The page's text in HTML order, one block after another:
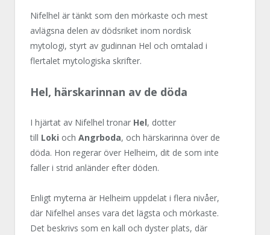
Nifelhel är tänkt som den mörkaste och mest
avlägsna delen av dödsriket inom nordisk
mytologi, styrt av gudinnan Hel och omtalad i
flertalet mytologiska skrifter.
Hel, härskarinnan av de döda
I hjärtat av Nifelhel tronar Hel, dotter
till Loki och Angrboda, och härskarinna över de
döda. Hon regerar över Helheim, dit de som inte
faller i strid anländer efter döden.
Enligt myterna är Helheim uppdelat i flera nivåer,
där Nifelhel anses vara det lägsta och mörkaste.
Det beskrivs som en kall och dyster plats, där